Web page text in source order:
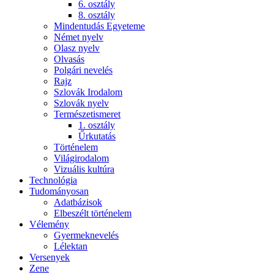
6. osztály
8. osztály
Mindentudás Egyeteme
Német nyelv
Olasz nyelv
Olvasás
Polgári nevelés
Rajz
Szlovák Irodalom
Szlovák nyelv
Természetismeret
1. osztály
Űrkutatás
Történelem
Világirodalom
Vizuális kultúra
Technológia
Tudományosan
Adatbázisok
Elbeszélt történelem
Vélemény
Gyermeknevelés
Lélektan
Versenyek
Zene